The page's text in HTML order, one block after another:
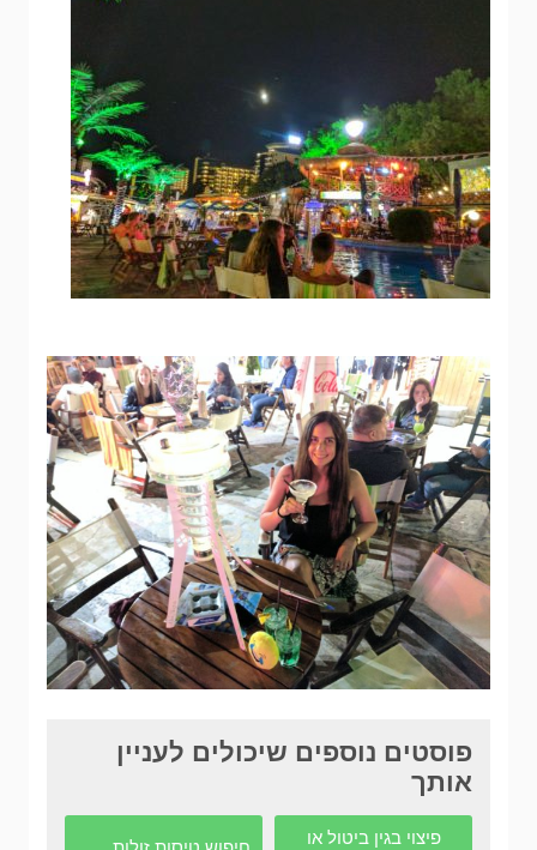
פוסטים נוספים שיכולים לעניין
אותך
פיצוי בגין ביטול או